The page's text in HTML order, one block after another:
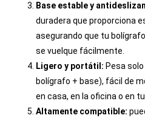
Base estable y
duradera que proporciona
asegurando que tu
se vuelque fácilmente.
Ligero y portátil: Pesa
bolígrafo + base), fácil de
en casa, en la oficina o en
Altamente compatible: